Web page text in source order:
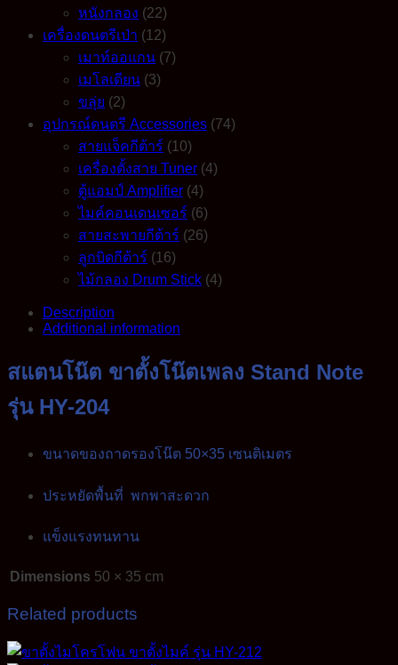
หนังกลอง (22)
เครื่องดนตรีเป่า (12)
เมาท์ออแกน (7)
เมโลเดียน (3)
ขลุ่ย (2)
อุปกรณ์ดนตรี Accessories (74)
สายแจ็คกีต้าร์ (10)
เครื่องตั้งสาย Tuner (4)
ตู้แอมป์ Amplifier (4)
ไมค์คอนเดนเซอร์ (6)
สายสะพายกีต้าร์ (26)
ลูกบิดกีต้าร์ (16)
ไม้กลอง Drum Stick (4)
Description
Additional information
สแตนโน๊ต ขาตั้งโน๊ตเพลง Stand Note
รุ่น HY-204
ขนาดของถาดรองโน๊ต 50×35 เซนติเมตร
ประหยัดพื้นที่ พกพาสะดวก
แข็งแรงทนทาน
Dimensions 50 × 35 cm
Related products